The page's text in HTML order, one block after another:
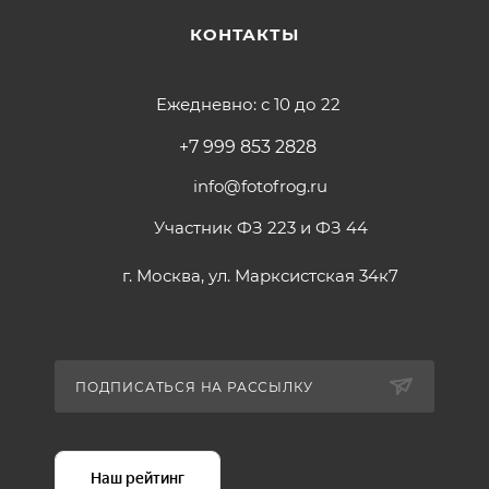
КОНТАКТЫ
Ежедневно: с 10 до 22
+7 999 853 2828
info@fotofrog.ru
Участник ФЗ 223 и ФЗ 44
г. Москва, ул. Марксистская 34к7
ПОДПИСАТЬСЯ НА РАССЫЛКУ